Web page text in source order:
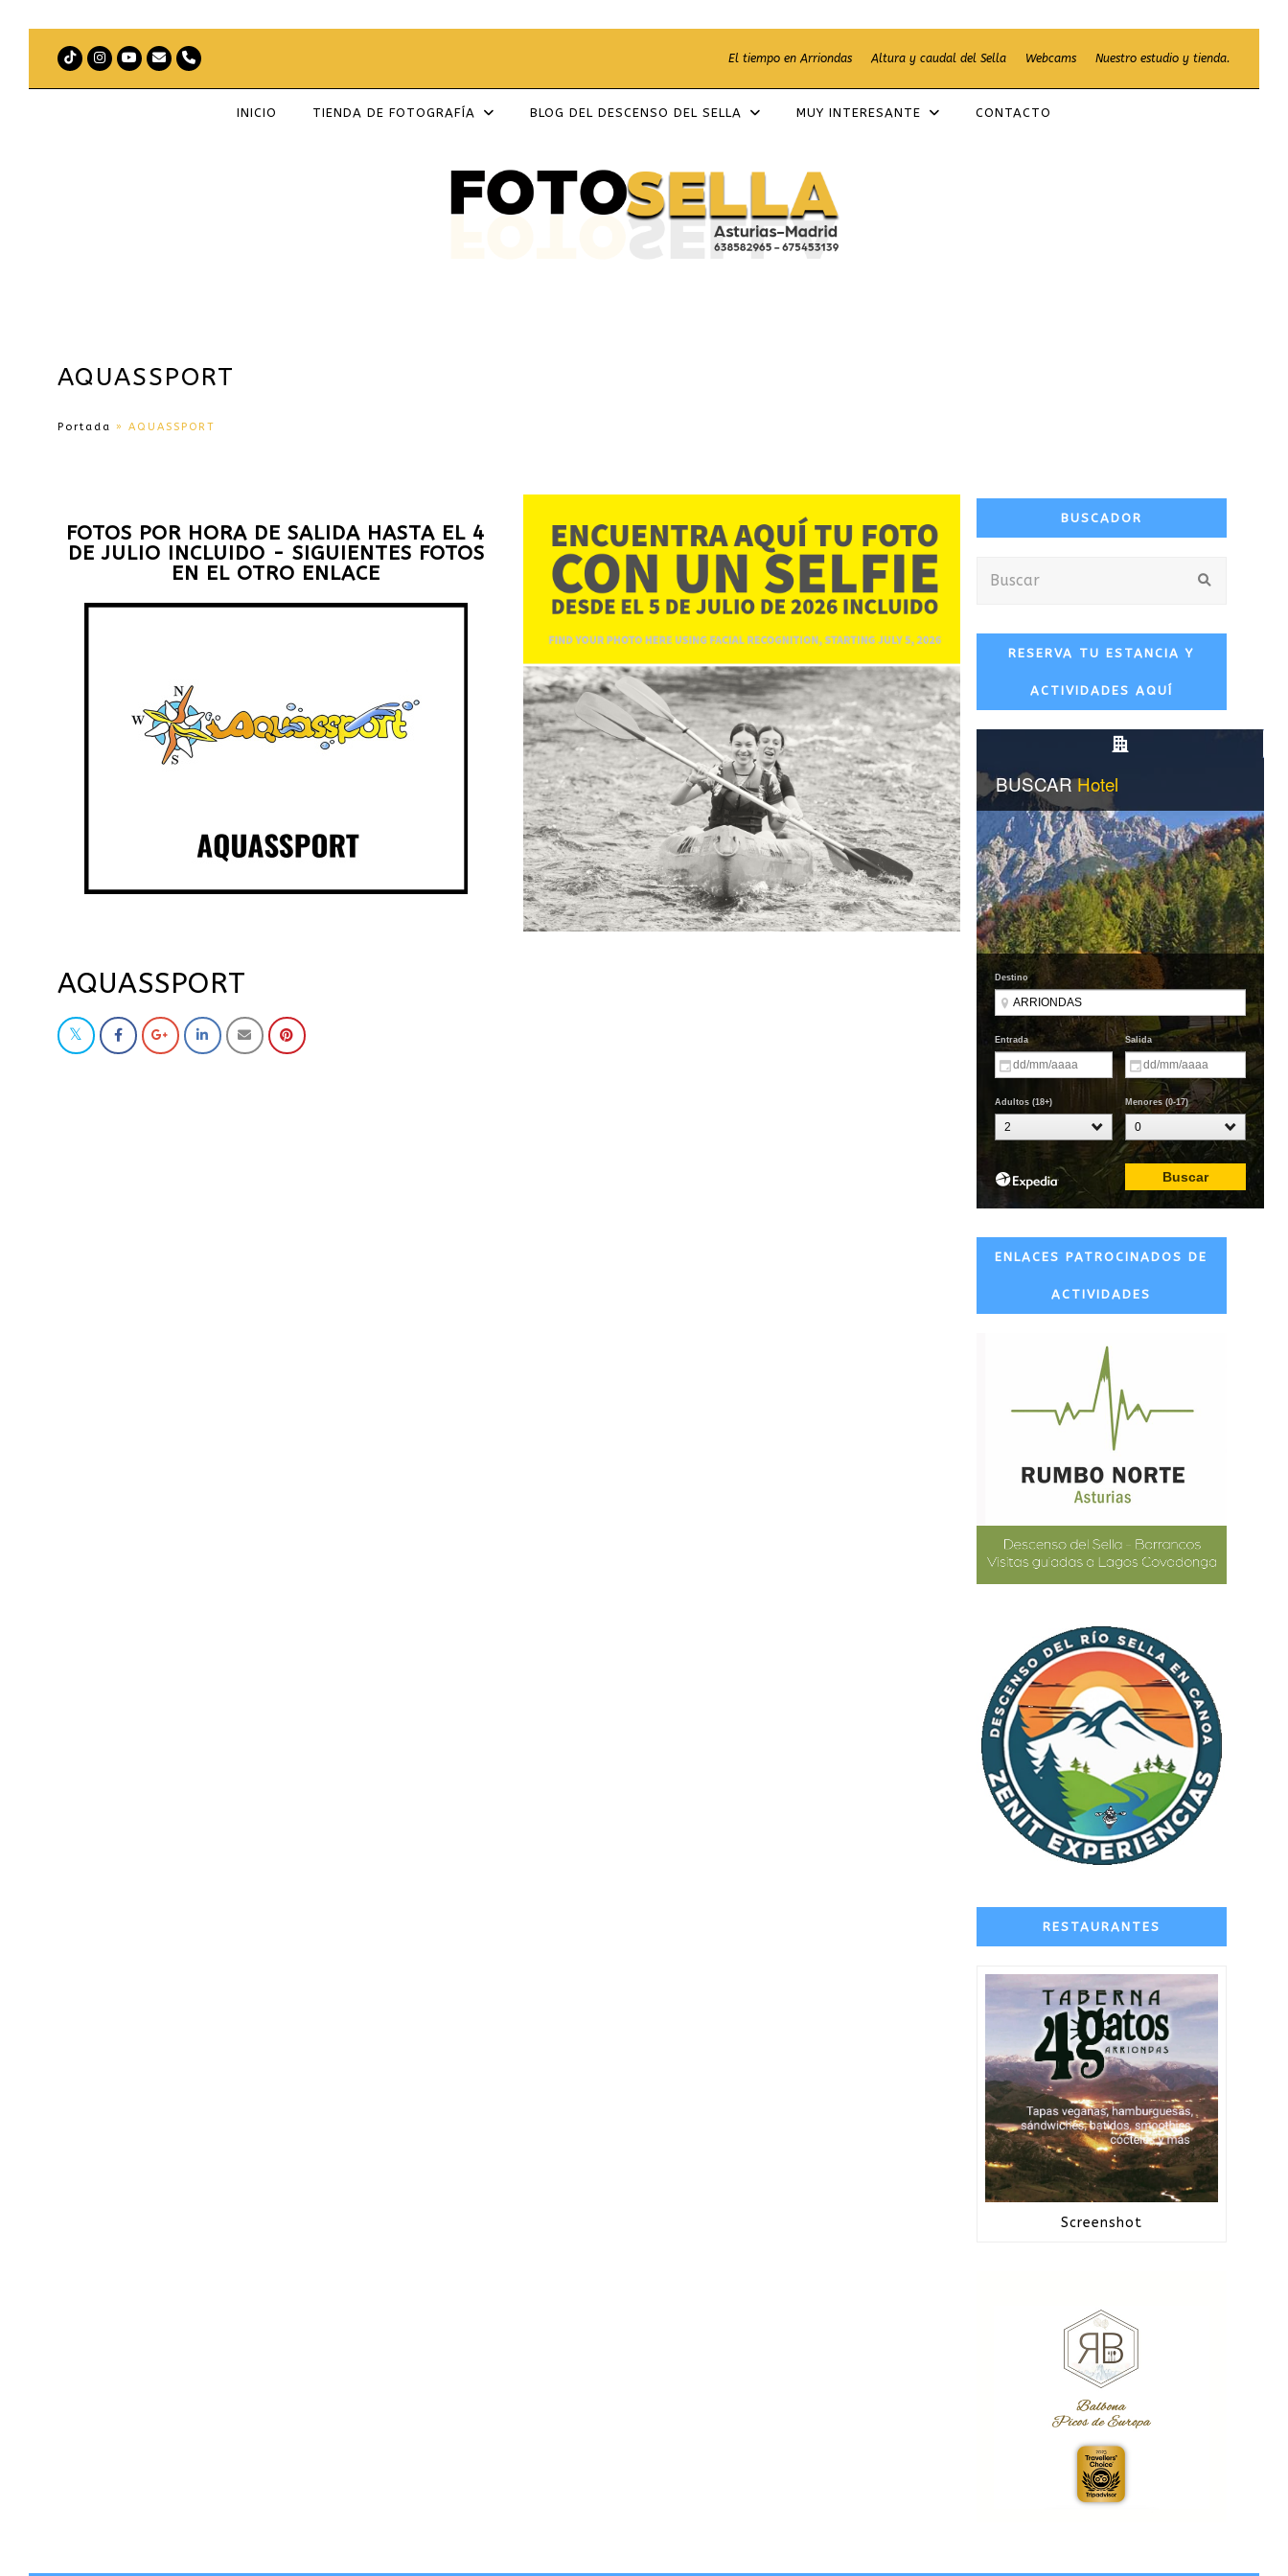
El tiempo en Arriondas Altura y caudal del Sella Webcams Nuestro estudio y tienda.
TiktokInstagram
Youtube
CorreoTeléfono
INICIO TIENDA DE FOTOGRAFÍA BLOG DEL DESCENSO DEL SELLA MUY INTERESANTE CONTACTO
AQUASSPORT
Portada » AQUASSPORT
FOTOS POR HORA DE SALIDA HASTA EL 4
DE JULIO INCLUIDO - SIGUIENTES FOTOS
EN EL OTRO ENLACE
AQUASSPORT
BUSCADOR
RESERVA TU ESTANCIA Y
ACTIVIDADES AQUÍ
ENLACES PATROCINADOS DE
ACTIVIDADES
RESTAURANTES
Screenshot